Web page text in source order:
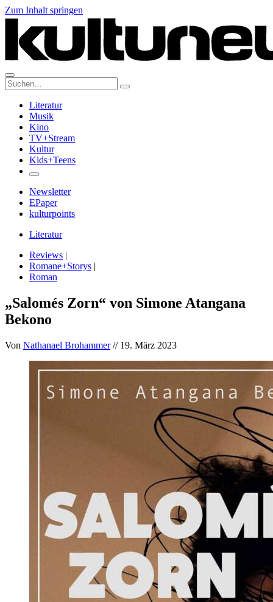
Zum Inhalt springen
Suche:
Literatur
Musik
Kino
TV+Stream
Kultur
Kids+Teens
Newsletter
EPaper
kulturpoints
Literatur
Reviews |
Romane+Storys |
Roman
„Salomés Zorn“ von Simone Atangana
Bekono
Von Nathanael Brohammer// 19. März 2023